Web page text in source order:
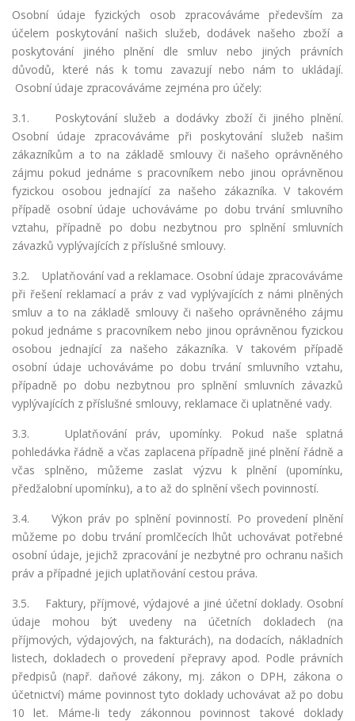
Osobní údaje fyzických osob zpracováváme především za
účelem poskytování našich služeb, dodávek našeho zboží a
poskytování jiného plnění dle smluv nebo jiných právních
důvodů, které nás k tomu zavazují nebo nám to ukládají.
Osobní údaje zpracováváme zejména pro účely:
3.1.
Poskytování služeb a dodávky zboží či jiného plnění.
Osobní údaje zpracováváme při poskytování služeb našim
zákazníkům a to na základě smlouvy či našeho oprávněného
zájmu pokud jednáme s pracovníkem nebo jinou oprávněnou
fyzickou osobou jednající za našeho zákazníka. V takovém
případě osobní údaje uchováváme po dobu trvání smluvního
vztahu, případně po dobu nezbytnou pro splnění smluvních
závazků vyplývajících z příslušné smlouvy.
3.2.
Uplatňování vad a reklamace. Osobní údaje zpracováváme
při řešení reklamací a práv z vad vyplývajících z námi plněných
smluv a to na základě smlouvy či našeho oprávněného zájmu
pokud jednáme s pracovníkem nebo jinou oprávněnou fyzickou
osobou jednající za našeho zákazníka. V takovém případě
osobní údaje uchováváme po dobu trvání smluvního vztahu,
případně po dobu nezbytnou pro splnění smluvních závazků
vyplývajících z příslušné smlouvy, reklamace či uplatněné vady.
3.3.
Uplatňování práv, upomínky. Pokud naše splatná
pohledávka řádně a včas zaplacena případně jiné plnění řádně a
včas splněno, můžeme zaslat výzvu k plnění (upomínku,
předžalobní upomínku), a to až do splnění všech povinností.
3.4. Výkon práv po splnění povinností. Po provedení plnění
můžeme po dobu trvání promlčecích lhůt uchovávat potřebné
osobní údaje, jejichž zpracování je nezbytné pro ochranu našich
práv a případné jejich uplatňování cestou práva.
3.5. Faktury, příjmové, výdajové a jiné účetní doklady. Osobní
údaje mohou být uvedeny na účetních dokladech (na
příjmových, výdajových, na fakturách), na dodacích, nákladních
listech, dokladech o provedení přepravy apod. Podle právních
předpisů (např. daňové zákony, mj. zákon o DPH, zákona o
účetnictví) máme povinnost tyto doklady uchovávat až po dobu
10 let. Máme-li tedy zákonnou povinnost takové doklady